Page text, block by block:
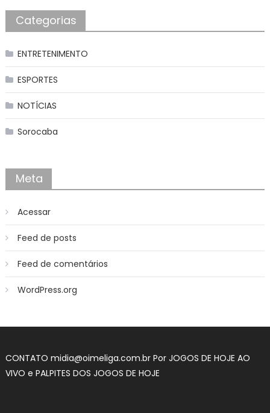
Categorias
ENTRETENIMENTO
ESPORTES
NOTÍCIAS
Sorocaba
Meta
Acessar
Feed de posts
Feed de comentários
WordPress.org
CONTATO midia@oimeliga.com.br Por JOGOS DE HOJE AO
VIVO e PALPITES DOS JOGOS DE HOJE